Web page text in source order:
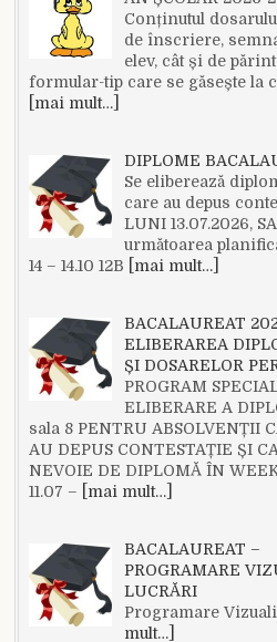
Conținutul
de înscriere,
elev, cât și de
formular-tip care se găsește la
[mai mult…]
DIPLOME
Se eliberează
care au depus
LUNI 13.07.2026,
următoarea
14 – 14.10 12B
[mai mult…]
BACALAUREAT
ELIBERAREA
ȘI DOSARELOR
PROGRAM
ELIBERARE A
sala 8 PENTRU ABSOLVENȚII
AU DEPUS CONTESTAȚIE ȘI
NEVOIE DE DIPLOMĂ ÎN
11.07 –
[mai mult…]
BACALAUREAT –
PROGRAMARE
LUCRĂRI
Programare
mult…]